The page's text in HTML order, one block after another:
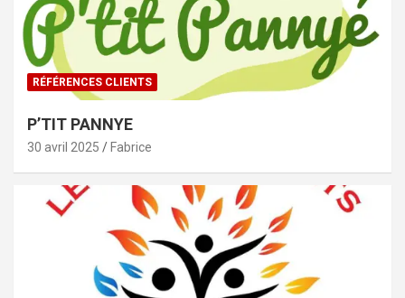
RÉFÉRENCES CLIENTS
P’TIT PANNYE
30 avril 2025 Fabrice